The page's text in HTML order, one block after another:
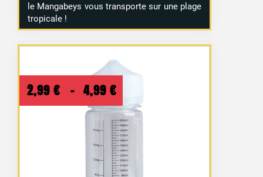
le Mangabeys vous transporte sur une plage
tropicale !
2,99 € – 4,99 €
de
prix :
2,99 €